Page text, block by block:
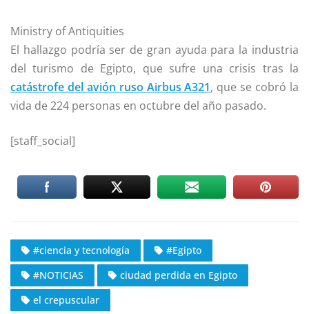
Ministry of Antiquities
El hallazgo podría ser de gran ayuda para la industria
del turismo de Egipto, que sufre una crisis tras la
catástrofe del avión ruso Airbus A321, que se cobró la
vida de 224 personas en octubre del año pasado.
[staff_social]
#ciencia y tecnología
#Egipto
#NOTICIAS
ciudad perdida en Egipto
el crepuscular